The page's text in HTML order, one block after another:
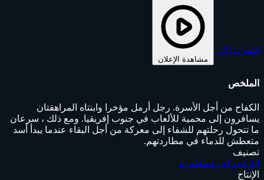
اشترك الآن
مشاهدة الإعلان
الملخص
الكفاح من أجل الأسرة. رجل أرمل مؤخرا وابنتاه المراهقتان
يسافرون إلى محمية للألعاب في جنوب إفريقيا. ومع ذلك ، سرعان
ما تتحول رحلتهم للشفاء إلى معركة من أجل البقاء عندما يبدأ أسد
متعطش للدماء في مطاردتهم.
تصنيف
إثارةحركةرعبمغامرة
الإنتاج